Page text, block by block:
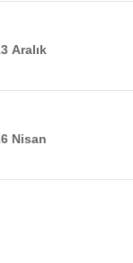
Aralık
Nisan